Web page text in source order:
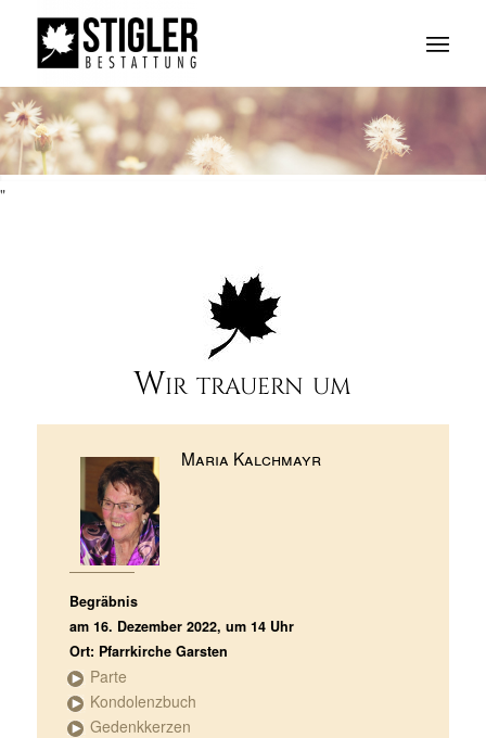
"
Wir trauern um
Maria Kalchmayr
Begräbnis
am 16. Dezember 2022, um 14 Uhr
Ort: Pfarrkirche Garsten
Parte
Kondolenzbuch
Gedenkkerzen